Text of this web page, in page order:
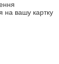
на вашу картку